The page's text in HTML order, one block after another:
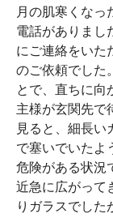
月の肌寒くなっ
電話がありまし
にご連絡をいた
のご依頼でした
とで、直ちに向
主様が玄関先で
見ると、細長い
で塞いでいたよ
危険がある状況
近急に広がって
りガラスでした